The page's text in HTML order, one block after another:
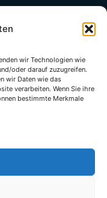
wir Technologien wie
oder darauf zuzugreifen.
wir Daten wie das
verarbeiten. Wenn Sie ihre
bestimmte Merkmale